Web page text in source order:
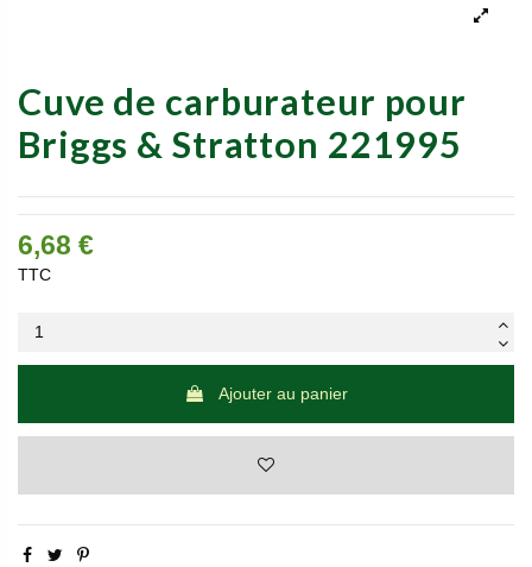
Cuve de carburateur pour
Briggs & Stratton 221995
6,68 €
TTC
Ajouter au panier